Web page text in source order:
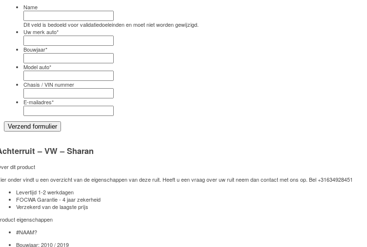
Name
Dit veld is bedoeld voor validatiedoeleinden en moet niet worden gewijzigd.
Uw merk auto*
Bouwjaar*
Model auto*
Chasis / VIN nummer
E-mailadres*
– VW – Sharan
dit product
onder vindt u een overzicht van de eigenschappen van deze ruit. Heeft u een vraag over uw ruit neem dan contact met ons op. Bel+31634928451
Levertijd 1-2 werkdagen
FOCWA Garantie - 4 jaar zekerheid
Verzekerd van de laagste prijs
eigenschappen
#NAAM?
Bouwjaar: 2010 / 2019